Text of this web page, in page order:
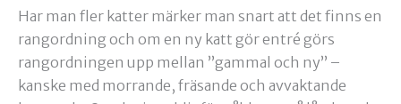
Har man fler katter märker man snart att det finns en
rangordning och om en ny katt gör entré görs
rangordningen upp mellan ”gammal och ny” –
kanske med morrande, fräsande och avvaktande